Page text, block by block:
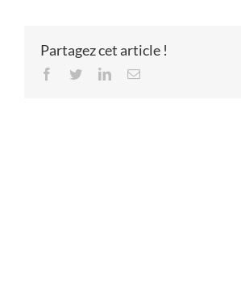
Partagez cet article !
Facebook
TwitterLinkedInEmail